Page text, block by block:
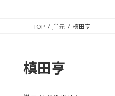
TOP 単元 槙田亨
槙田亨